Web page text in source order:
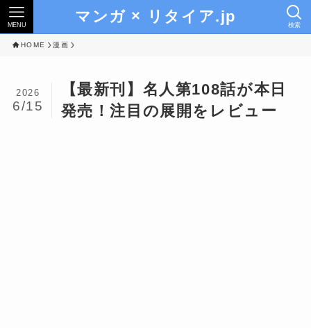
マンガ × リタイア.jp 検索
MENU
HOME 漫画
【最新刊】名人第108話が本日
発売！注目の展開をレビュー
2026
6/15